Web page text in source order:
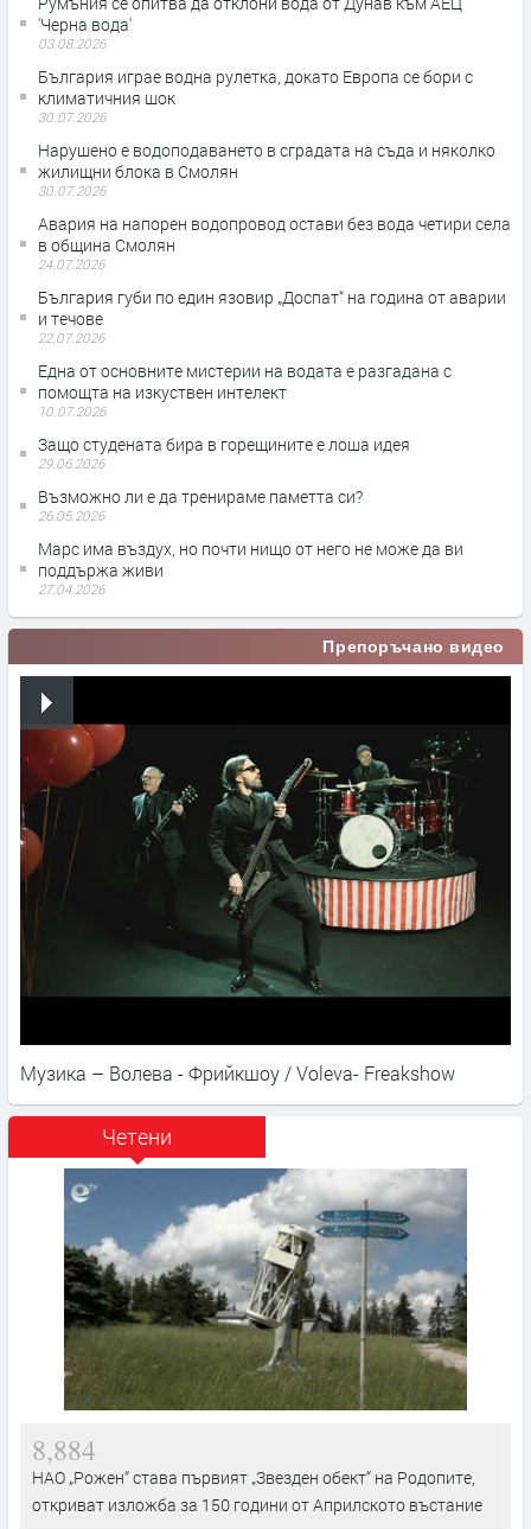
'Черна вода'
03.08.2026
България играе водна рулетка, докато Европа се бори с
климатичния шок
30.07.2026
Нарушено е водоподаването в сградата на съда и няколко
жилищни блока в Смолян
30.07.2026
Авария на напорен водопровод остави без вода четири села
в община Смолян
24.07.2026
България губи по един язовир „Доспат“ на година от аварии
и течове
22.07.2026
Една от основните мистерии на водата е разгадана с
помощта на изкуствен интелект
10.07.2026
Защо студената бира в горещините е лоша идея
29.06.2026
Възможно ли е да тренираме паметта си?
26.05.2026
Марс има въздух, но почти нищо от него не може да ви
поддържа живи
27.04.2026
Препоръчано видео
Музика – Волева - Фрийкшоу / Voleva- Freakshow
Четени
8,884
НАО „Рожен“ става първият „Звезден обект“ на Родопите,
откриват изложба за 150 години от Априлското въстание